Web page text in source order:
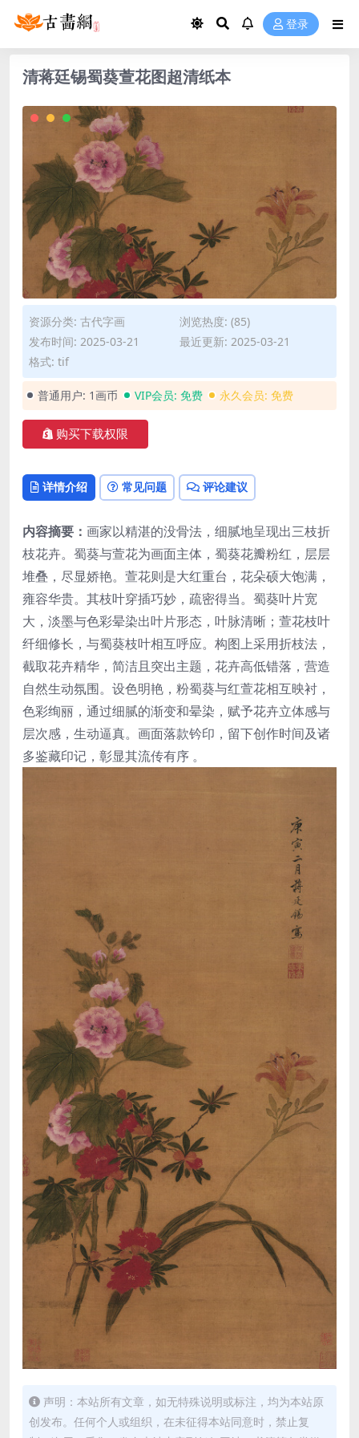
登录
清蒋廷锡蜀葵萱花图超清纸本
资源分类: 古代字画
浏览热度: (85)
发布时间: 2025-03-21
最近更新: 2025-03-21
格式: tif
普通用户: 1画币 VIP会员: 免费 永久会员: 免费
购买下载权限
详情介绍 常见问题 评论建议
内容摘要： 画家以精湛的没骨法，细腻地呈现出三枝折
枝花卉。蜀葵与萱花为画面主体，蜀葵花瓣粉红，层层
堆叠，尽显娇艳。萱花则是大红重台，花朵硕大饱满，
雍容华贵。其枝叶穿插巧妙，疏密得当。蜀葵叶片宽
大，淡墨与色彩晕染出叶片形态，叶脉清晰；萱花枝叶
纤细修长，与蜀葵枝叶相互呼应。构图上采用折枝法，
截取花卉精华，简洁且突出主题，花卉高低错落，营造
自然生动氛围。设色明艳，粉蜀葵与红萱花相互映衬，
色彩绚丽，通过细腻的渐变和晕染，赋予花卉立体感与
层次感，生动逼真。画面落款钤印，留下创作时间及诸
多鉴藏印记，彰显其流传有序 。
声明：本站所有文章，如无特殊说明或标注，均为本站原
创发布。任何个人或组织，在未征得本站同意时，禁止复